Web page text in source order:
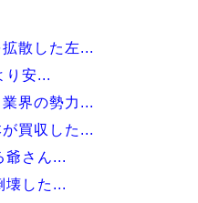
散した左...
り安...
界の勢力...
買収した...
爺さん...
壊した...